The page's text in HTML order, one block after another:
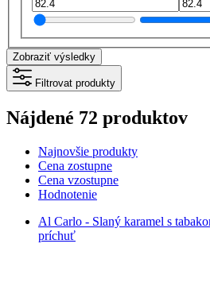
Zobraziť výsledky
Filtrovat produkty
Nájdené 72 produktov
Najnovšie produkty
Cena zostupne
Cena vzostupne
Hodnotenie
Al Carlo - Slaný karamel s
príchuť